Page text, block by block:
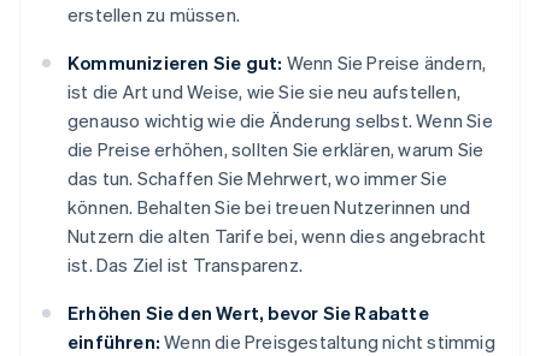
erstellen zu müssen.
Kommunizieren Sie gut: Wenn Sie Preise ändern,
ist die Art und Weise, wie Sie sie neu aufstellen,
genauso wichtig wie die Änderung selbst. Wenn Sie
die Preise erhöhen, sollten Sie erklären, warum Sie
das tun. Schaffen Sie Mehrwert, wo immer Sie
können. Behalten Sie bei treuen Nutzerinnen und
Nutzern die alten Tarife bei, wenn dies angebracht
ist. Das Ziel ist Transparenz.
Erhöhen Sie den Wert, bevor Sie Rabatte
einführen: Wenn die Preisgestaltung nicht stimmig